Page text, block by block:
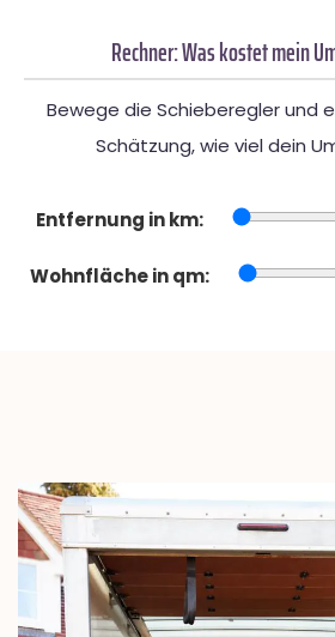
Rechner: Was kostet mein
Bewege die Schieberegler und
Schätzung, wie viel dein
Entfernung in km:
Wohnfläche in qm: